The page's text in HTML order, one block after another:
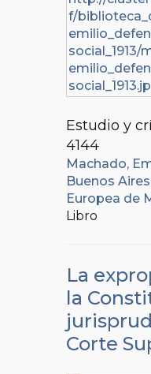
Estudio y
4144
Machado,
Buenos Aires
Europea de
Libro
La
la
Corte